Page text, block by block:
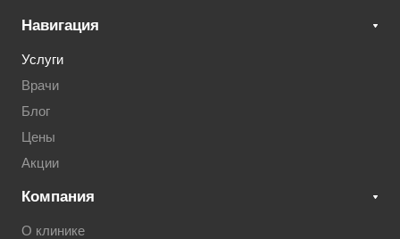
Навигация
Услуги
Врачи
Блог
Цены
Акции
Компания
О клинике